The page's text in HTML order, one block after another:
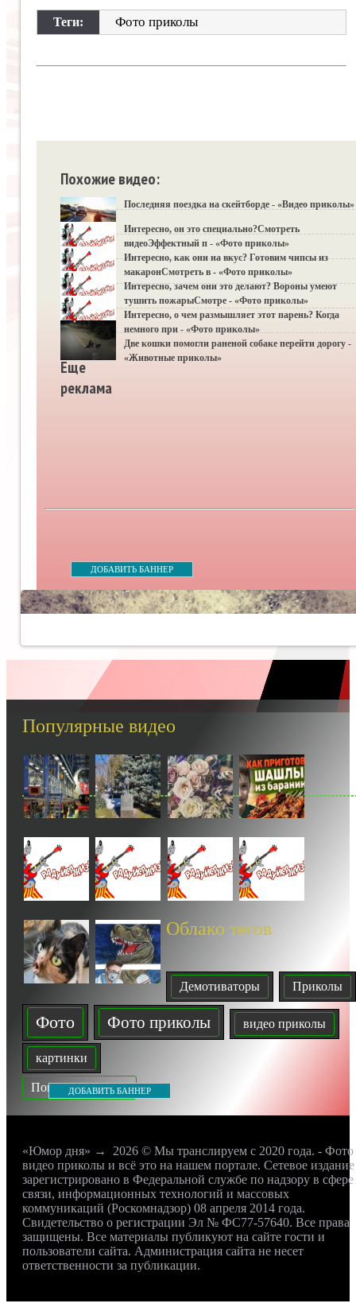
Теги: Фото приколы
Похожие видео:
Последняя поездка на скейтборде - «Видео приколы»
Интересно, он это специально?Смотреть
видеоЭффектный п - «Фото приколы»
Интересно, как они на вкус? Готовим чипсы из
макаронСмотреть в - «Фото приколы»
Интересно, зачем они это делают? Вороны умеют
тушить пожарыСмотре - «Фото приколы»
Интересно, о чем размышляет этот парень? Когда
немного при - «Фото приколы»
Две кошки помогли раненой собаке перейти дорогу -
«Животные приколы»
Еще
реклама
ДОБАВИТЬ БАННЕР
Популярные видео
Облако тегов
Демотиваторы Приколы
Фото Фото приколы видео приколы
картинки
Показать все теги
ДОБАВИТЬ БАННЕР
«Юмор дня» → 2026 © Мы транслируем с 2020 года. -
видео приколы и всё это на нашем портале. Сетевое издание
зарегистрировано в Федеральной службе по надзору в сфере
связи, информационных технологий и массовых
коммуникаций (Роскомнадзор) 08 апреля 2014 года.
Свидетельство о регистрации Эл № ФС77-57640. Все права
защищены. Все материалы публикуют на сайте гости и
пользователи сайта. Администрация сайта не несет
ответственности за публикации.